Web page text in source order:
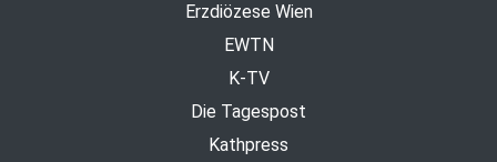
Erzdiözese Wien
EWTN
K-TV
Die Tagespost
Kathpress